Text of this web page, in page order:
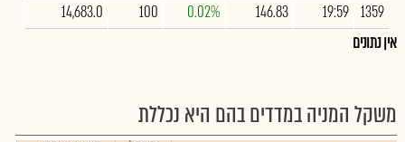
1359
19:59
146.83
0.02%
100
14,683.0
אין נתונים
משקל המניה במדדים בהם היא נכללת